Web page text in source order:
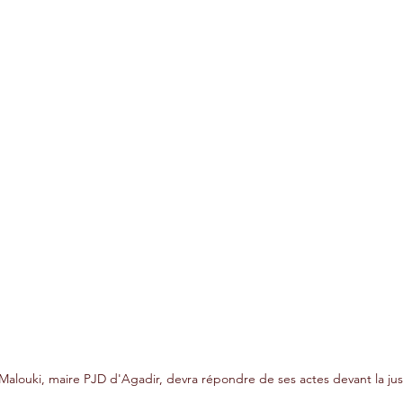
maire PJD d'Agadir, devra répondre de ses actes devant la